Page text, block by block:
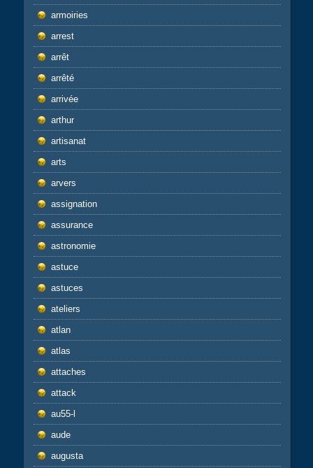
armoiries
arrest
arrêt
arrêté
arrivée
arthur
artisanat
arts
arvers
assignation
assurance
astronomie
astuce
astuces
ateliers
atlan
atlas
attaches
attack
au55-l
aude
augusta